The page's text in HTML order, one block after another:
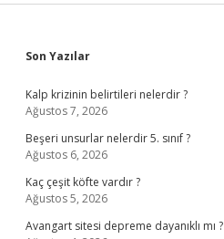
Sidebar
Son Yazılar
Kalp krizinin belirtileri nelerdir ?
Ağustos 7, 2026
Beşeri unsurlar nelerdir 5. sınıf ?
Ağustos 6, 2026
Kaç çeşit köfte vardır ?
Ağustos 5, 2026
Avangart sitesi depreme dayanıklı mı ?